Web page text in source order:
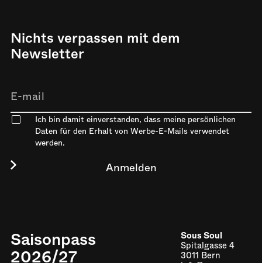
Nichts verpassen mit dem
Newsletter
Ich bin damit einverstanden, dass meine persönlichen
Daten für den Erhalt von Werbe-E-Mails verwendet
werden.
Saisonpass
2026/27
Sous Soul
Spitalgasse 4
3011 Bern